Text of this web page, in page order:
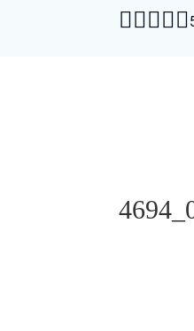
